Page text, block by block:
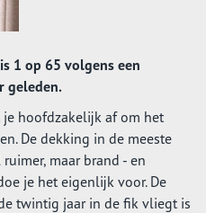
1 op 65 volgens een
geleden.
hoofdzakelijk af om het
De dekking in de meeste
maar brand - en
je het eigenlijk voor. De
twintig jaar in de fik vliegt is